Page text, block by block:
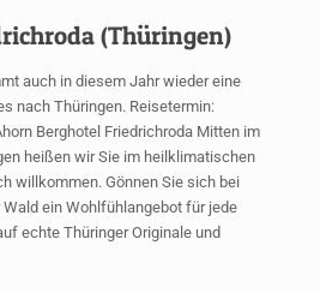
(Thüringen)
auch in diesem Jahr wieder eine
nach Thüringen. Reisetermin:
Berghotel Friedrichroda Mitten im
heißen wir Sie im heilklimatischen
willkommen. Gönnen Sie sich bei
ein Wohlfühlangebot für jede
echte Thüringer Originale und